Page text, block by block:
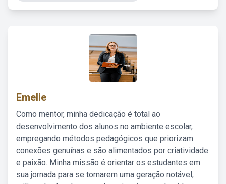
Emelie
Como mentor, minha dedicação é total ao
desenvolvimento dos alunos no ambiente escolar,
empregando métodos pedagógicos que priorizam
conexões genuínas e são alimentados por criatividade
e paixão. Minha missão é orientar os estudantes em
sua jornada para se tornarem uma geração notável,